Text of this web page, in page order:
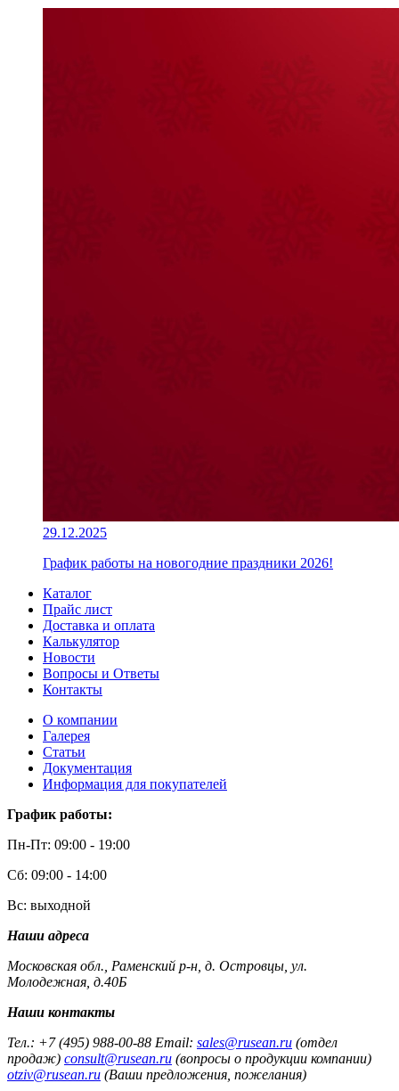
29.12.2025
График работы на новогодние праздники 2026!
Каталог
Прайс лист
Доставка и оплата
Калькулятор
Новости
Вопросы и Ответы
Контакты
О компании
Галерея
Статьи
Документация
Информация для покупателей
График работы:
Пн-Пт: 09:00 - 19:00
Сб: 09:00 - 14:00
Вс: выходной
Наши адреса
Московская обл., Раменский р-н, д. Островцы, ул.
Молодежная, д.40Б
Наши контакты
Тел.: +7 (495) 988-00-88 Email: sales@rusean.ru (отдел
продаж) consult@rusean.ru (вопросы о продукции компании)
otziv@rusean.ru (Ваши предложения, пожелания)